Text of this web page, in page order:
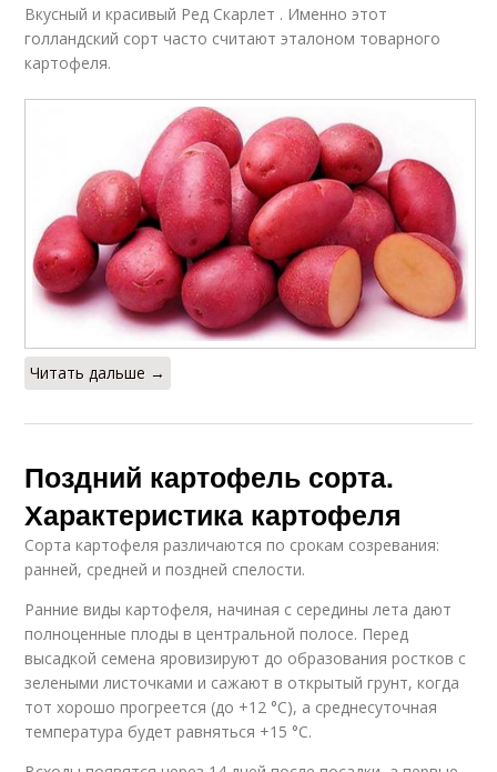
Вкусный и красивый Ред Скарлет . Именно этот
голландский сорт часто считают эталоном товарного
картофеля.
Читать дальше →
Поздний картофель сорта.
Характеристика картофеля
Сорта картофеля различаются по срокам созревания:
ранней, средней и поздней спелости.
Ранние виды картофеля, начиная с середины лета дают
полноценные плоды в центральной полосе. Перед
высадкой семена яровизируют до образования ростков с
зелеными листочками и сажают в открытый грунт, когда
тот хорошо прогреется (до +12 °C), а среднесуточная
температура будет равняться +15 °C.